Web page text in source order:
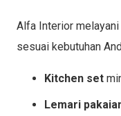
Alfa Interior
sesuai kebutuhan
Kitchen set
Lemari